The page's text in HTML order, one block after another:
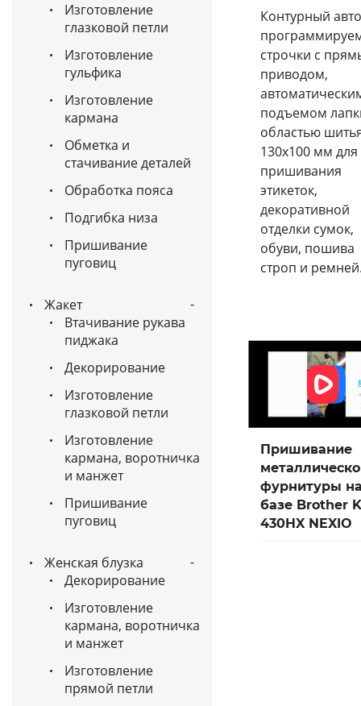
Изготовление
глазковой петли
Изготовление
гульфика
Изготовление
кармана
Обметка и
стачивание деталей
Обработка пояса
Подгибка низа
Пришивание
пуговиц
Жакет
Втачивание рукава
пиджака
Декорирование
Изготовление
глазковой петли
Изготовление
кармана, воротничка
и манжет
Пришивание
пуговиц
Женская блузка
Декорирование
Изготовление
кармана, воротничка
и манжет
Изготовление
прямой петли
Контурный
строчки с
приводом,
подъемом
областью
130х100 мм для
пришивания
этикеток,
декоративной
отделки сумок,
обуви, пошива
строп и
Пришивание
фурнитуры
базе Brother
430HX NEXIO